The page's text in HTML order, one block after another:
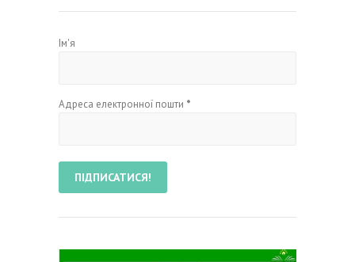
Ім'я
Адреса електронної пошти *